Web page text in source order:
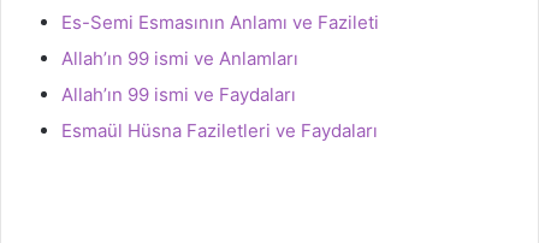
Es-Semi Esmasının Anlamı ve Fazileti
Allah’ın 99 ismi ve Anlamları
Allah’ın 99 ismi ve Faydaları
Esmaül Hüsna Faziletleri ve Faydaları